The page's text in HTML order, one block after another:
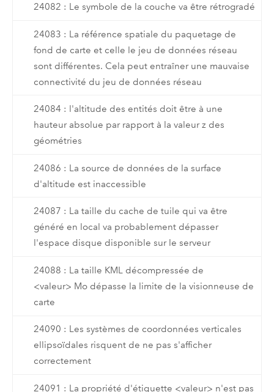
24082 : Le symbole de la couche va être rétrogradé
24083 : La référence spatiale du paquetage de
fond de carte et celle le jeu de données réseau
sont différentes. Cela peut entraîner une mauvaise
connectivité du jeu de données réseau
24084 : l'altitude des entités doit être à une
hauteur absolue par rapport à la valeur z des
géométries
24086 : La source de données de la surface
d'altitude est inaccessible
24087 : La taille du cache de tuile qui va être
généré en local va probablement dépasser
l'espace disque disponible sur le serveur
24088 : La taille KML décompressée de
<valeur> Mo dépasse la limite de la visionneuse de
carte
24090 : Les systèmes de coordonnées verticales
ellipsoïdales risquent de ne pas s'afficher
correctement
24091 : La propriété d'étiquette <valeur> n'est pas